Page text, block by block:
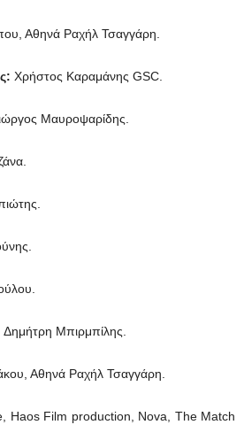
Αθηνά Ραχήλ Τσαγγάρη.
Χρήστος Καραμάνης GSC.
Μαυροψαρίδης.
Δημήτρη Μπιρμπίλης.
Αθηνά Ραχήλ Τσαγγάρη.
Haos Film production, Nova, The Match